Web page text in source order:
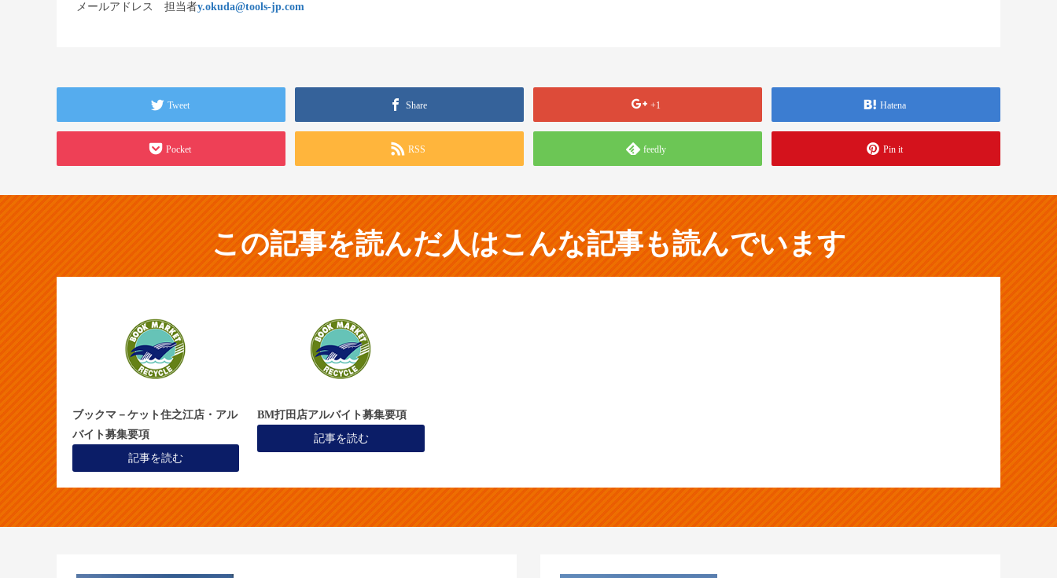
メールアドレス 担当者y.okuda@tools-jp.com
Tweet Share +1 Hatena
Pocket RSS feedly Pin it
この記事を読んだ人はこんな記事も読んでいます
ブックマ－ケット住之江店・アル
バイト募集要項
記事を読む
BM打田店アルバイト募集要項
記事を読む